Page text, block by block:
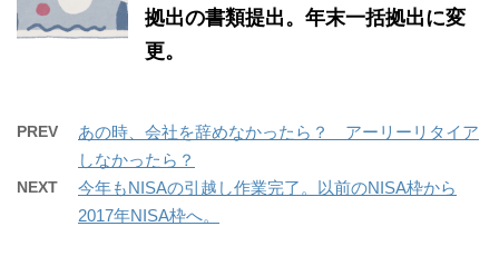
拠出の書類提出。年末一括拠出に変
更。
PREV
あの時、会社を辞めなかったら？ アーリーリタイア
しなかったら？
NEXT
今年もNISAの引越し作業完了。以前のNISA枠から
2017年NISA枠へ。